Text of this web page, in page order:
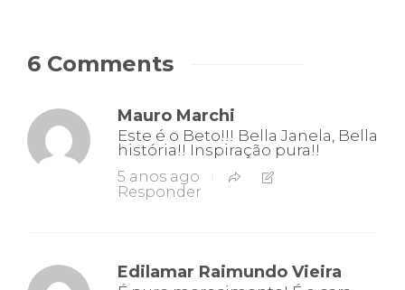
6 Comments
Mauro Marchi
Este é o Beto!!! Bella Janela, Bella
história!! Inspiração pura!!
5 anos ago
Responder
Edilamar Raimundo Vieira